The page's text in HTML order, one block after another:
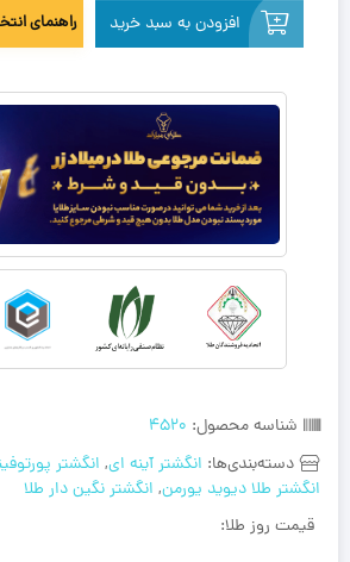
شناسه محصول: 4520
دسته‌بندی‌ها: انگشتر آینه ای, انگشتر
انگشتر طلا دیوید یورمن, انگشتر نگین دار طلا
قیمت روز طلا:
افزودن به سبد خرید راهنمای